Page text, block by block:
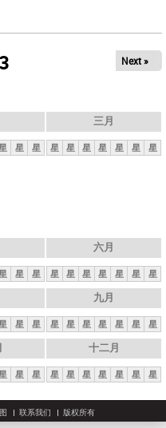
Next »
星 星
三月
星 星 星 星 星 星 星
星 星
六月
星 星 星 星 星 星 星
星 星
九月
星 星 星 星 星 星 星
星 星
十二月
星 星 星 星 星 星 星
联系我们 版权所有